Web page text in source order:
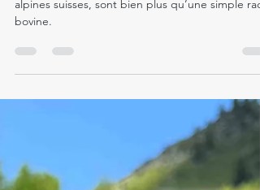
Les vaches d’Hérens, originaires des vallées
bovine.